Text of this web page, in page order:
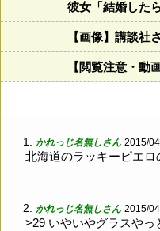
彼女「結婚した
【画像】講談社
【閲覧注意・
1. かれっじ名無しさん 2015/
北海道のラッキーピエ
2. かれっじ名無しさん 2015/
>29 いやいやグラスやっ